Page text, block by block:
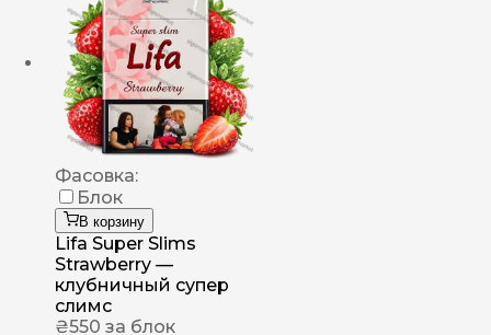
Фасовка:
Блок
В корзину
Lifa Super Slims
Strawberry —
клубничный супер
слимс
₴550 за блок